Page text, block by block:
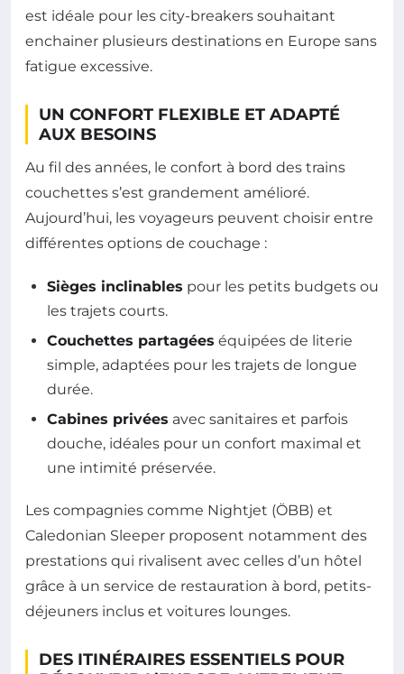
est idéale pour les city-breakers souhaitant
enchainer plusieurs destinations en Europe sans
fatigue excessive.
UN CONFORT FLEXIBLE ET ADAPTÉ
AUX BESOINS
Au fil des années, le confort à bord des trains
couchettes s’est grandement amélioré.
Aujourd’hui, les voyageurs peuvent choisir entre
différentes options de couchage :
Sièges inclinables pour les petits budgets ou
les trajets courts.
Couchettes partagées équipées de literie
simple, adaptées pour les trajets de longue
durée.
Cabines privées avec sanitaires et parfois
douche, idéales pour un confort maximal et
une intimité préservée.
Les compagnies comme Nightjet (ÖBB) et
Caledonian Sleeper proposent notamment des
prestations qui rivalisent avec celles d’un hôtel
grâce à un service de restauration à bord, petits-
déjeuners inclus et voitures lounges.
DES ITINÉRAIRES ESSENTIELS POUR